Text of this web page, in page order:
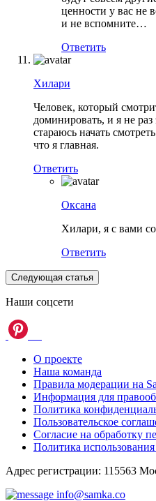
ценности у вас не
и не вспомните…
Ответить
Хилари
Человек, который
доминировать, и я не
стараюсь начать
что я главная.
Ответить
Оксана
Хилари, я с вами
Ответить
Следующая статья
Наши соцсети
О проекте
Наша команда
Правила модерации на
Информация для
Политика
Пользовательское
Согласие на обработку
Политика
Адрес регистрации: 115563
info@samka.co